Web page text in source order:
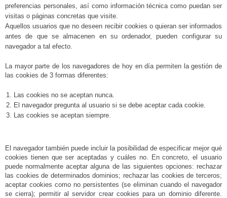
preferencias personales, así como información técnica como puedan ser
visitas o páginas concretas que visite.
Aquellos usuarios que no deseen recibir cookies o quieran ser informados
antes de que se almacenen en su ordenador, pueden configurar su
navegador a tal efecto.
La mayor parte de los navegadores de hoy en día permiten la gestión de
las cookies de 3 formas diferentes:
Las cookies no se aceptan nunca.
El navegador pregunta al usuario si se debe aceptar cada cookie.
Las cookies se aceptan siempre.
El navegador también puede incluir la posibilidad de especificar mejor qué
cookies tienen que ser aceptadas y cuáles no. En concreto, el usuario
puede normalmente aceptar alguna de las siguientes opciones: rechazar
las cookies de determinados dominios; rechazar las cookies de terceros;
aceptar cookies como no persistentes (se eliminan cuando el navegador
se cierra); permitir al servidor crear cookies para un dominio diferente.